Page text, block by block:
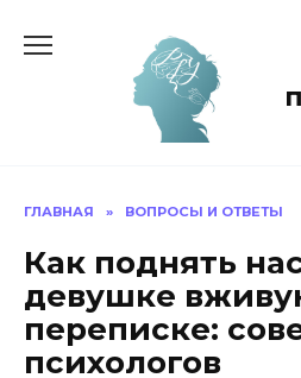
ГЛАВНАЯ » ВОПРОСЫ И ОТВЕТЫ
Как поднять
девушке
переписке:
психологов